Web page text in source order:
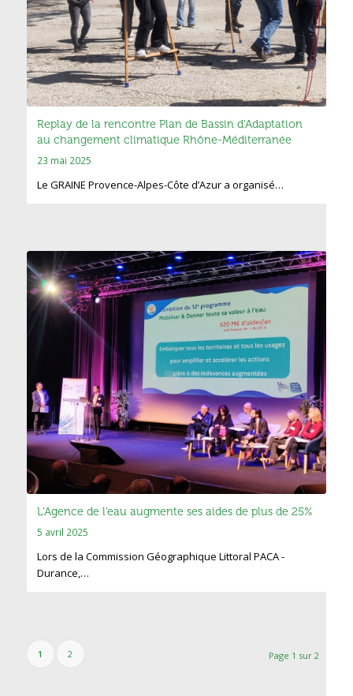
Replay de la rencontre Plan de Bassin d’Adaptation
au changement climatique Rhône-Méditerranée
23 mai 2025
Le GRAINE Provence-Alpes-Côte d’Azur a organisé…
L’Agence de l’eau augmente ses aides de plus de 25%
5 avril 2025
Lors de la Commission Géographique Littoral PACA -
Durance,…
Page 1 sur 2
1 2